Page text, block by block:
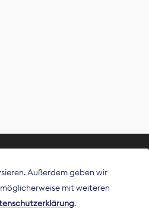
Außerdem geben wir
mit weiteren
.